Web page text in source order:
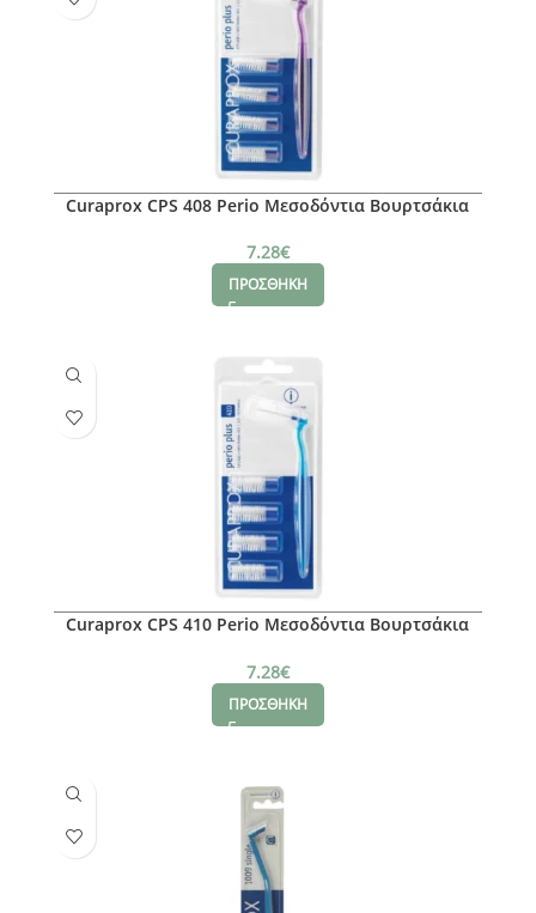
Curaprox CPS 408 Perio Μεσοδόντια Βουρτσάκια
7.28€
ΠΡΟΣΘΗΚΗ
Curaprox CPS 410 Perio Μεσοδόντια Βουρτσάκια
7.28€
ΠΡΟΣΘΗΚΗ